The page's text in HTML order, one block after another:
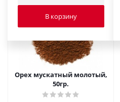
В корзину
Орех мускатный молотый,
50гр.